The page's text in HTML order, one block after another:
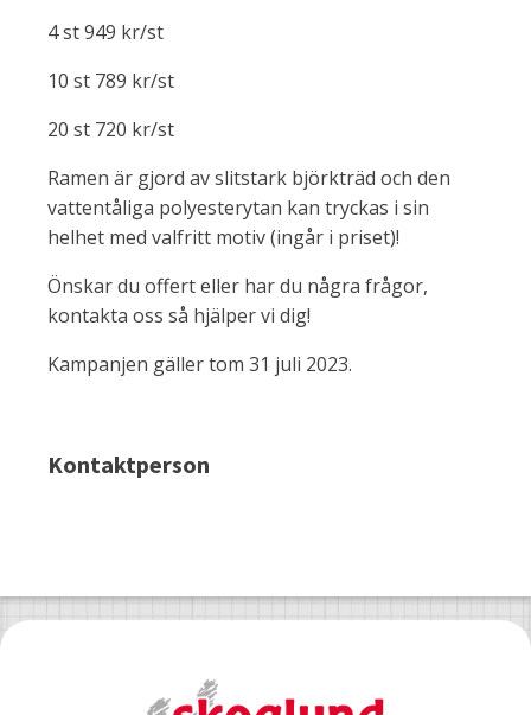
4 st 949 kr/st
10 st 789 kr/st
20 st 720 kr/st
Ramen är gjord av slitstark björkträd och den
vattentåliga polyesterytan kan tryckas i sin
helhet med valfritt motiv (ingår i priset)!
Önskar du offert eller har du några frågor,
kontakta oss så hjälper vi dig!
Kampanjen gäller tom 31 juli 2023.
Kontaktperson